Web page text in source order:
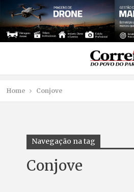
Home Conjove
Navegação na tag
Conjove